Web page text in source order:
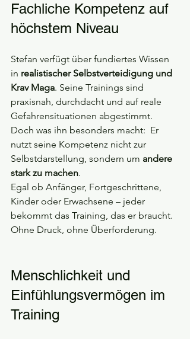
Fachliche Kompetenz auf
höchstem Niveau
Stefan verfügt über fundiertes Wissen
in realistischer Selbstverteidigung und
Krav Maga. Seine Trainings sind
praxisnah, durchdacht und auf reale
Gefahrensituationen abgestimmt.
Doch was ihn besonders macht:  Er
nutzt seine Kompetenz nicht zur
Selbstdarstellung, sondern um andere
stark zu machen.
Egal ob Anfänger, Fortgeschrittene,
Kinder oder Erwachsene – jeder
bekommt das Training, das er braucht.
Ohne Druck, ohne Überforderung.
Menschlichkeit und
Einfühlungsvermögen im
Training